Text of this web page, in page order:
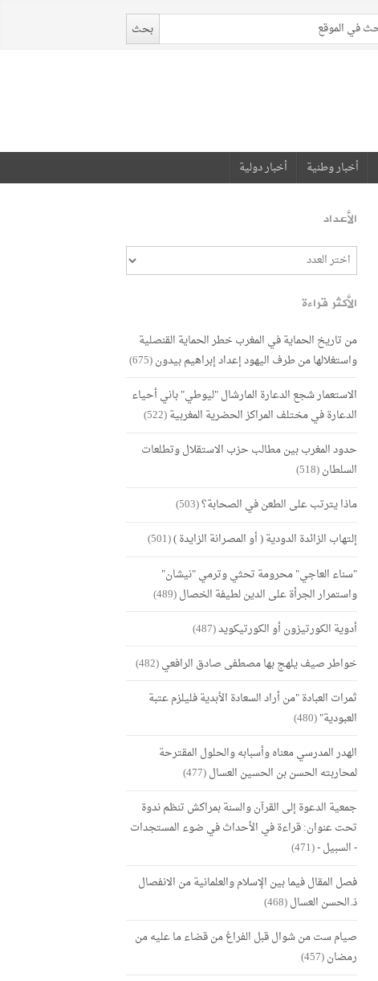
أخبار وطنية أخبار دولية
الأعداد
الأكثر قراءة
من تاريخ الحماية في المغرب خطر الحماية القنصلية
واستغلالها من طرف اليهود إعداد إبراهيم بيدون(675)
الاستعمار شجع الدعارة المارشال "ليوطي" باني أحياء
الدعارة في مختلف المراكز الحضرية المغربية(522)
حدود المغرب بين مطالب حزب الاستقلال وتطلعات
السلطان(518)
ماذا يترتب على الطعن في الصحابة؟(503)
إلتهاب الزائدة الدودية ( أو المصرانة الزايدة )(501)
"سناء العاجي" محرومة تحثي وترمي "نيشان"
واستمرار الجرأة على الدين لطيفة الخصال(489)
أدوية الكورتيزون أو الكورتيكويد(487)
خواطر صيف يلهج بها مصطفى صادق الرافعي(482)
ثمرات العبادة "من أراد السعادة الأبدية فليلزم عتبة
العبودية"(480)
الهدر المدرسي معناه وأسبابه والحلول المقترحة
لمحاربته الحسن بن الحسين العسال(477)
جمعية الدعوة إلى القرآن والسنة بمراكش تنظم ندوة
تحت عنوان: قراءة في الأحداث في ضوء المستجدات
- السبيل -(471)
فصل المقال فيما بين الإسلام والعلمانية من الانفصال
ذ.الحسن العسال(468)
صيام ست من شوال قبل الفراغ من قضاء ما عليه من
رمضان(457)